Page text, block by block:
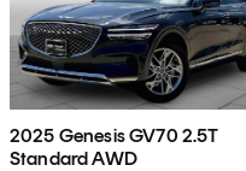
2025 Genesis GV70 2.5T
Standard AWD